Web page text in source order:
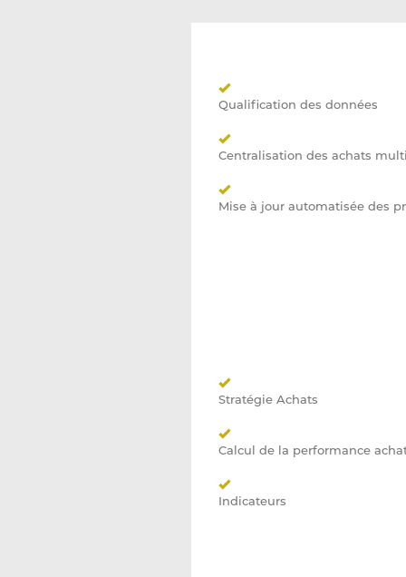
Qualification des données
Centralisation des achats
Mise à jour automatisée des
Stratégie Achats
Calcul de la performance
Indicateurs